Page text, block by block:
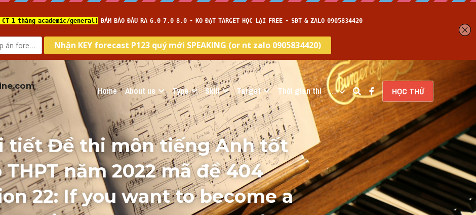
.com Home About us Type Skill Target Thời gian thi … HỌC THỬ
tiết Đề thi môn tiếng Anh tốt
năm 2022 mã đề 404
22: If you want to become a